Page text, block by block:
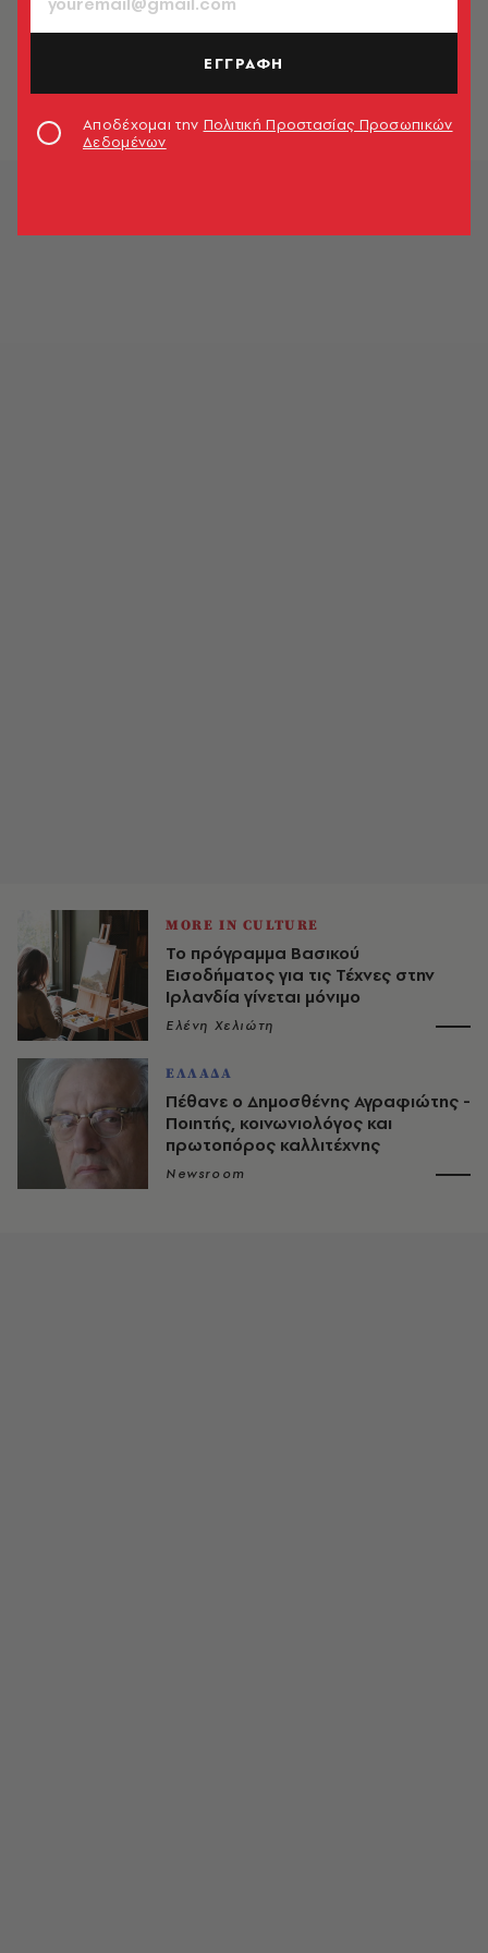
Ο MAOTIK στην Ελευσίνα μετατρέπει
τέχνη
MORE IN CULTURE
Το πρόγραμμα Βασικού
Εισοδήματος για τις Τέχνες στην
Ιρλανδία γίνεται μόνιμο
Ελένη Χελιώτη
ΕΛΛΑΔΑ
Πέθανε ο Δημοσθένης Αγραφιώτης -
Ποιητής, κοινωνιολόγος και
πρωτοπόρος καλλιτέχνης
Newsroom
ΕΓΓΡΑΦΗ
Αποδέχομαι την Πολιτική Προστασίας Προσωπικών
Δεδομένων